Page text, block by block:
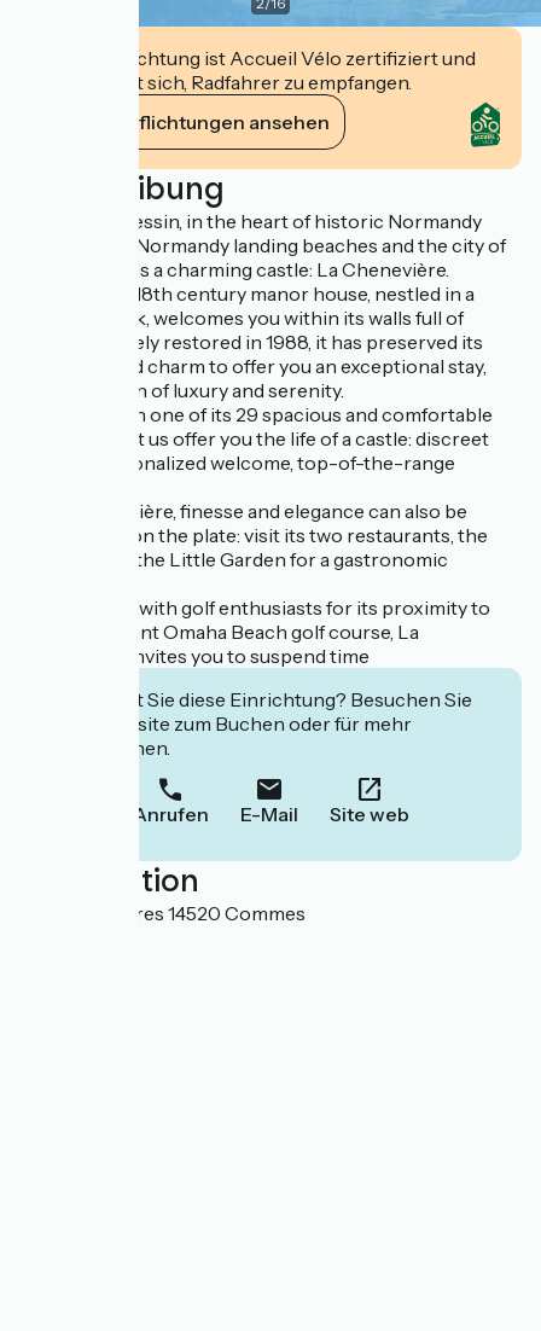
Diese Einrichtung ist Accueil Vélo zertifiziert und
verpflichtet sich, Radfahrer zu empfangen.
Ihre Verpflichtungen ansehen
Beschreibung
In Port-en-Bessin, in the heart of historic Normandy
between the Normandy landing beaches and the city of
Bayeux, stands a charming castle: La Chenevière.
This ancient 18th century manor house, nestled in a
romantic park, welcomes you within its walls full of
history. Entirely restored in 1988, it has preserved its
old-fashioned charm to offer you an exceptional stay,
under the sign of luxury and serenity.
Settle down in one of its 29 spacious and comfortable
rooms, and let us offer you the life of a castle: discreet
service, personalized welcome, top-of-the-range
At La Chenevière, finesse and elegance can also be
appreciated on the plate: visit its two restaurants, the
Botanist and the Little Garden for a gastronomic
Very popular with golf enthusiasts for its proximity to
the magnificent Omaha Beach golf course, La
Chenevière invites you to suspend time
Interessiert Sie diese Einrichtung? Besuchen Sie
deren Website zum Buchen oder für mehr
Informationen.
Anrufen E-Mail Site web
Localisation
Lieu-dit Escures 14520 Commes